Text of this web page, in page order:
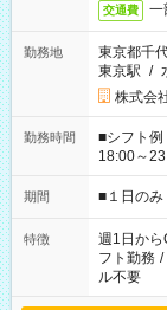
交通費 一
勤務地
東京都千
東京駅 /
株式会
勤務時間
■シフト例
18:00～
etc ★最短で3時間で5,120円のお仕事から 15時間で2万円近く稼
げるお仕事も！ ご希望のお時間に合わ
ください
期間 ■１日のみ
特徴 週1日から
フト勤務 /
ル不要